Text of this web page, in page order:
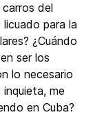
del
para la
¿Cuándo
ser los
lo necesario
me
en Cuba?